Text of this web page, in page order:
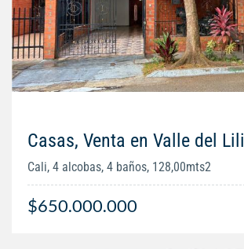
Casas, Venta en Valle del Lili
Cali, 4 alcobas, 4 baños, 128,00mts2
$650.000.000